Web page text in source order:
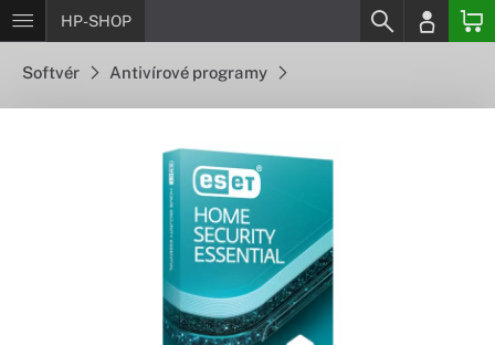
HP-SHOP
Softvér Antivírové programy